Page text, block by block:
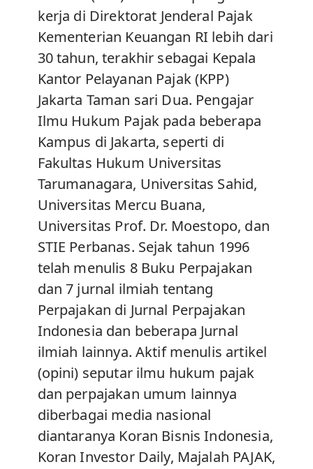
kerja di Direktorat Jenderal Pajak
Kementerian Keuangan RI lebih dari
30 tahun, terakhir sebagai Kepala
Kantor Pelayanan Pajak (KPP)
Jakarta Taman sari Dua. Pengajar
Ilmu Hukum Pajak pada beberapa
Kampus di Jakarta, seperti di
Fakultas Hukum Universitas
Tarumanagara, Universitas Sahid,
Universitas Mercu Buana,
Universitas Prof. Dr. Moestopo, dan
STIE Perbanas. Sejak tahun 1996
telah menulis 8 Buku Perpajakan
dan 7 jurnal ilmiah tentang
Perpajakan di Jurnal Perpajakan
Indonesia dan beberapa Jurnal
ilmiah lainnya. Aktif menulis artikel
(opini) seputar ilmu hukum pajak
dan perpajakan umum lainnya
diberbagai media nasional
diantaranya Koran Bisnis Indonesia,
Koran Investor Daily, Majalah PAJAK,